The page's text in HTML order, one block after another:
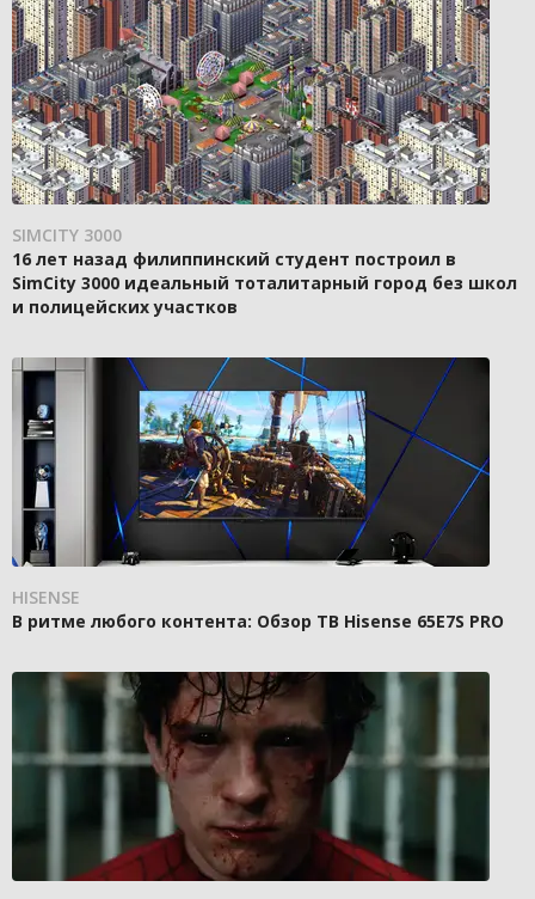
SIMCITY 3000
16 лет назад филиппинский студент построил в
SimCity 3000 идеальный тоталитарный город без школ
и полицейских участков
HISENSE
В ритме любого контента: Обзор ТВ Hisense 65E7S PRO